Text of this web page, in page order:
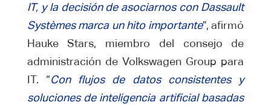
IT, y la decisión de asociarnos con Dassault
Systèmes marca un hito importante”, afirmó
Hauke Stars, miembro del consejo de
administración de Volkswagen Group para
IT. “Con flujos de datos consistentes y
soluciones de inteligencia artificial basadas